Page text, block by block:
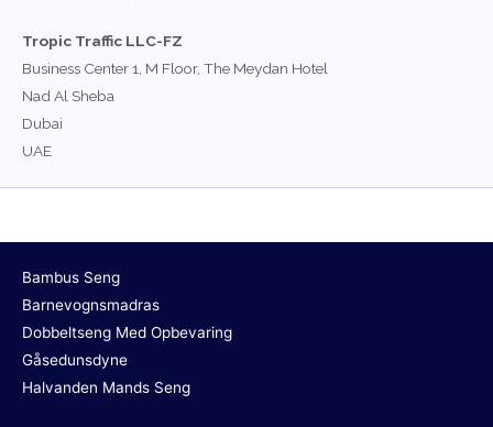
Tropic Traffic LLC-FZ
Business Center 1, M Floor, The Meydan Hotel
Nad Al Sheba
Dubai
UAE
Bambus Seng
Barnevognsmadras
Dobbeltseng Med Opbevaring
Gåsedunsdyne
Halvanden Mands Seng